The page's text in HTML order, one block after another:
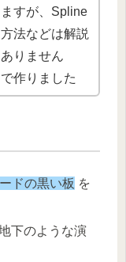
すが、Spline
法などは解説
りません
作りました
ドの黒い板 を
下のような演